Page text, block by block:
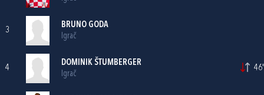
3
BRUNO GODA
Igrač
4
DOMINIK ŠTUMBERGER
Igrač
46'